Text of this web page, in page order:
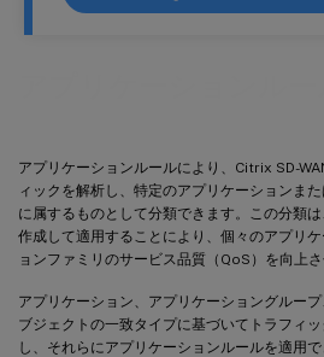
アプリケーションルールにより、Citrix SD-
ィックを解析し、特定のアプリケーションま
に属するものとして分類できます。この分類
作成して適用することにより、個々のアプリ
ョンファミリのサービス品質（QoS）を向上さ
アプリケーション、アプリケーショングルー
ブジェクトの一致タイプに基づいてトラフィ
し、それらにアプリケーションルールを適用